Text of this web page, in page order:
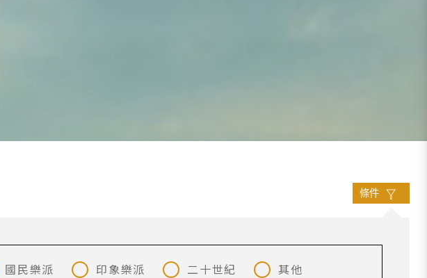
條件
國民樂派 印象樂派 二十世紀 其他